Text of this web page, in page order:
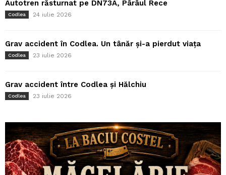
Autotren răsturnat pe DN73A, Pârâul Rece
Codlea 24 iulie 2026
Grav accident în Codlea. Un tânăr și-a pierdut viața
Codlea 23 iulie 2026
Grav accident între Codlea și Hălchiu
Codlea 23 iulie 2026